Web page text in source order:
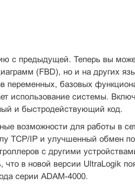
с предыдущей. Теперь вы
(FBD), но и на других
переменных, базовых
использование системы.
и быстродействующий код.
возможности для работы в
TCP/IP и улучшенный обмен
с другими
в новой версии UltraLogik
серии ADAM-4000.